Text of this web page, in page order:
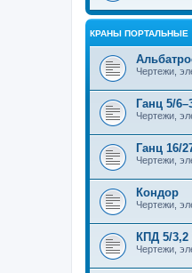
КРАНЫ ПОРТАЛЬНЫЕ
Чертежи,
Ганц 5/
Чертежи,
Ганц 16/
Чертежи,
Кондор
Чертежи,
КПД 5/
Чертежи,